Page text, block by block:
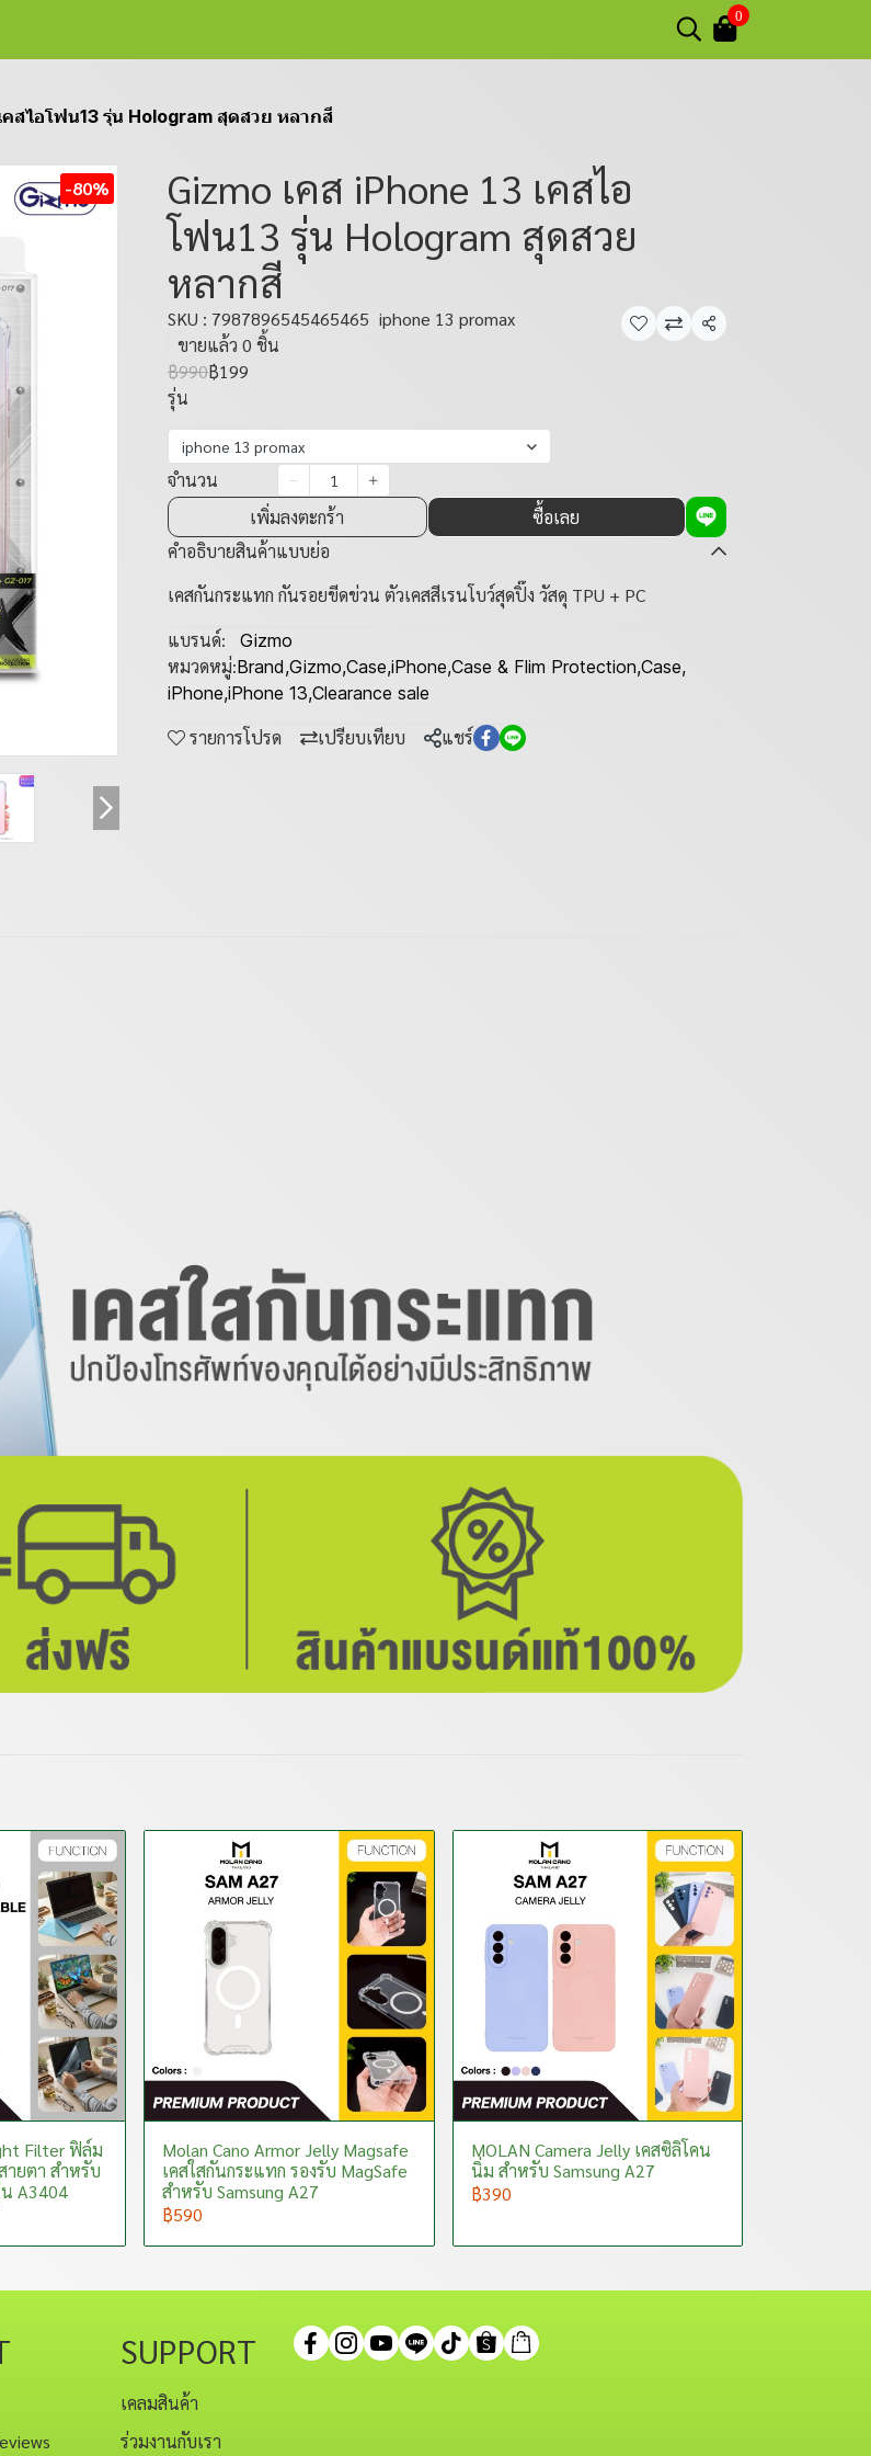
0
คสไอโฟน13 รุ่น Hologram สุดสวย หลากสี
-80%
Gizmo เคส iPhone 13 เคสไอ
โฟน13 รุ่น Hologram สุดสวย
หลากสี
SKU : 7987896545465465 iphone 13 promax
ขายแล้ว 0 ชิ้น
แชร์
฿990฿199
รุ่น
iphone 13 promax
จำนวน
เพิ่มลงตะกร้า
ซื้อเลย
คำอธิบายสินค้าแบบย่อ
เคสกันกระแทก กันรอยขีดข่วน ตัวเคสสีเรนโบว์สุดปิ๊ง วัสดุ TPU + PC
แบรนด์:
Gizmo
หมวดหมู่:Brand,Gizmo,Case,iPhone,Case & Flim Protection,Case,
iPhone,iPhone 13,Clearance sale
รายการโปรด เปรียบเทียบ แชร์
Filter ฟิล์ม
ายตา สำหรับ
A3404
Molan Cano Armor Jelly Magsafe
เคสใสกันกระแทก รองรับ MagSafe
สำหรับ Samsung A27
฿590
MOLAN Camera Jelly เคสซิลิโคน
นิ่ม สำหรับ Samsung A27
฿390
SUPPORT
เคลมสินค้า
ร่วมงานกับเรา